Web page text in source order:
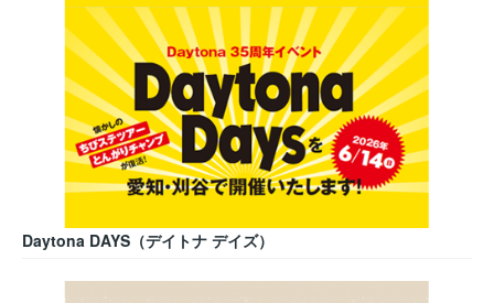
Daytona DAYS（デイトナ デイズ）